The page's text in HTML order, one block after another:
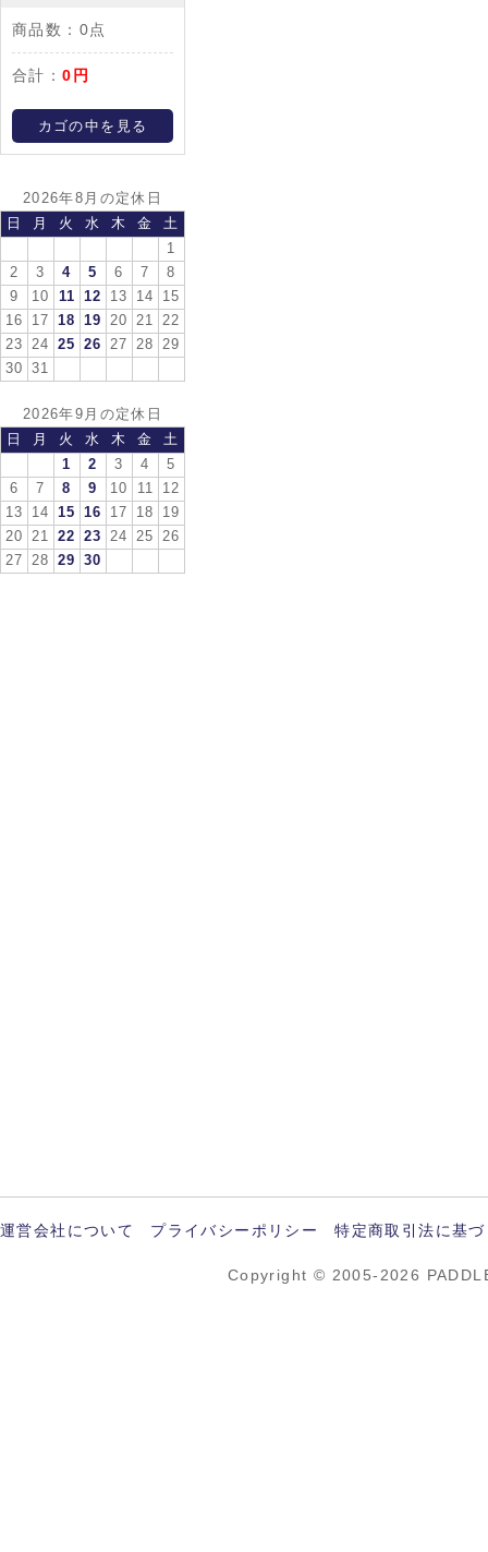
商品数： 0点
合計：0円
カゴの中を見る
2026年8月の定休日
日
月 火 水 木 金
土
1
2
3 4 5 6 7
8
9
10 11 12 13 14
15
16
17 18 19 20 21
22
23
24 25 26 27 28
29
30
31
2026年9月の定休日
日
月 火 水 木 金
土
1
2 3 4
5
6
7 8 9 10 11
12
13
14 15 16 17 18
19
20
21 22 23 24 25
26
27
28 29 30
運営会社について プライバシーポリシー 特定商取引法に基
Copyright © 2005-2026